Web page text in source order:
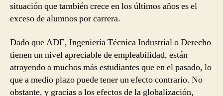
situación que también crece en los últimos años es el
exceso de alumnos por carrera.
Dado que ADE, Ingeniería Técnica Industrial o Derecho
tienen un nivel apreciable de empleabilidad, están
atrayendo a muchos más estudiantes que en el pasado, lo
que a medio plazo puede tener un efecto contrario. No
obstante, y gracias a los efectos de la globalización,